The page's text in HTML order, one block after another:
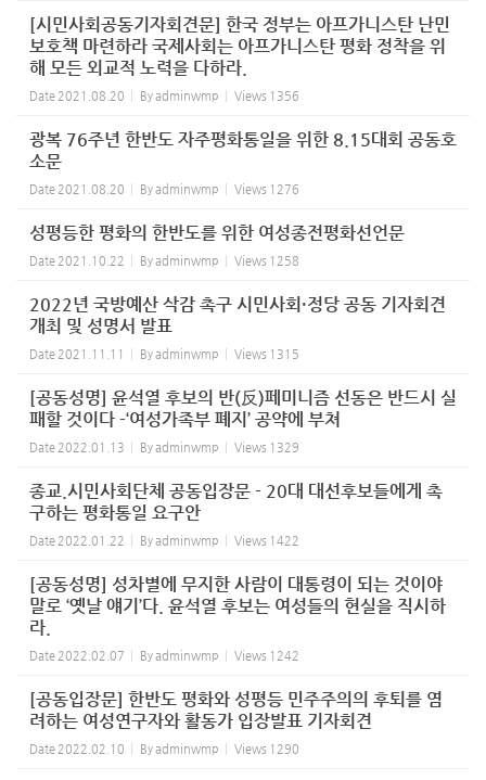
[시민사회공동기자회견문] 한국 정부는 아프가니스탄 난민
보호책 마련하라 국제사회는 아프가니스탄 평화 정착을 위
해 모든 외교적 노력을 다하라.
Date 2021.08.20 Byadminwmp Views 1356
광복 76주년 한반도 자주평화통일을 위한 8.15대회 공동호
소문
Date 2021.08.20 Byadminwmp Views 1276
성평등한 평화의 한반도를 위한 여성종전평화선언문
Date 2021.10.22 Byadminwmp Views 1258
2022년 국방예산 삭감 촉구 시민사회·정당 공동 기자회견
개최 및 성명서 발표
Date 2021.11.11 Byadminwmp Views 1315
[공동성명] 윤석열 후보의 반(反)페미니즘 선동은 반드시 실
패할 것이다 -‘여성가족부 폐지’ 공약에 부쳐
Date 2022.01.13 Byadminwmp Views 1329
종교.시민사회단체 공동입장문 - 20대 대선후보들에게 촉
구하는 평화통일 요구안
Date 2022.01.22 Byadminwmp Views 1422
[공동성명] 성차별에 무지한 사람이 대통령이 되는 것이야
말로 ‘옛날 얘기’다. 윤석열 후보는 여성들의 현실을 직시하
라.
Date 2022.02.07 Byadminwmp Views 1242
[공동입장문] 한반도 평화와 성평등 민주주의의 후퇴를 염
려하는 여성연구자와 활동가 입장발표 기자회견
Date 2022.02.10 Byadminwmp Views 1290